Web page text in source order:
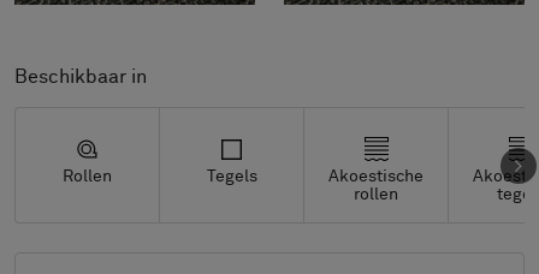
Beschikbaar in
Rollen Tegels
Akoestische
rollen